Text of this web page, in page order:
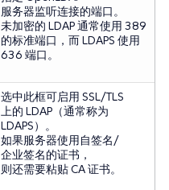
服务器监听连接的端口。
未加密的 LDAP 通常使用 389
的标准端口，而 LDAPS 使用
636 端口。
选中此框可启用 SSL/TLS
上的 LDAP（通常称为
LDAPS）。
如果服务器使用自签名/
企业签名的证书，
则还需要粘贴 CA 证书。